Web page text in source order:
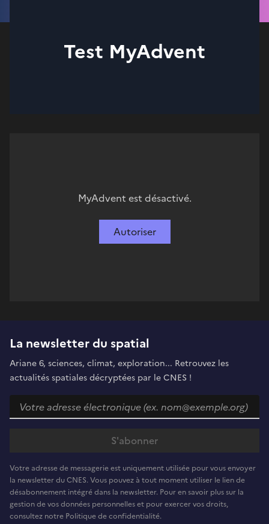
Test MyAdvent
MyAdvent est désactivé.
Autoriser
La newsletter du spatial
Ariane 6, sciences, climat, exploration... Retrouvez les
actualités spatiales décryptées par le CNES !
Votre adresse de messagerie est uniquement utilisée pour vous envoyer
la newsletter du CNES. Vous pouvez à tout moment utiliser le lien de
désabonnement intégré dans la newsletter. Pour en savoir plus sur la
gestion de vos données personnelles et pour exercer vos droits,
consultez notre Politique de confidentialité.